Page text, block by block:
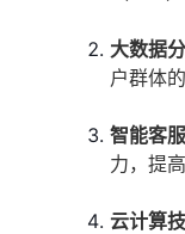
大数据
户群体
智能客
力，提
云计算